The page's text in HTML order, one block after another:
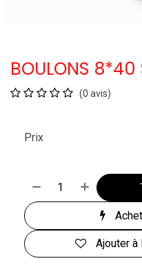
BOULONS 8*40
(0 avis)
Ajouter
Prix